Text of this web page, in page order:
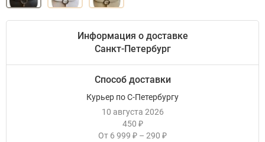
Информация о доставке
Санкт-Петербург
Способ доставки
Курьер по С-Петербургу
10 августа 2026
450 ₽
От 6 999 ₽ – 290 ₽